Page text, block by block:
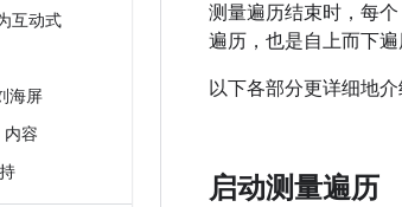
互动式
海屏
容
测量遍历结束时，每个
遍历，也是自上而下
以下各部分更详细地介
启动测量遍历